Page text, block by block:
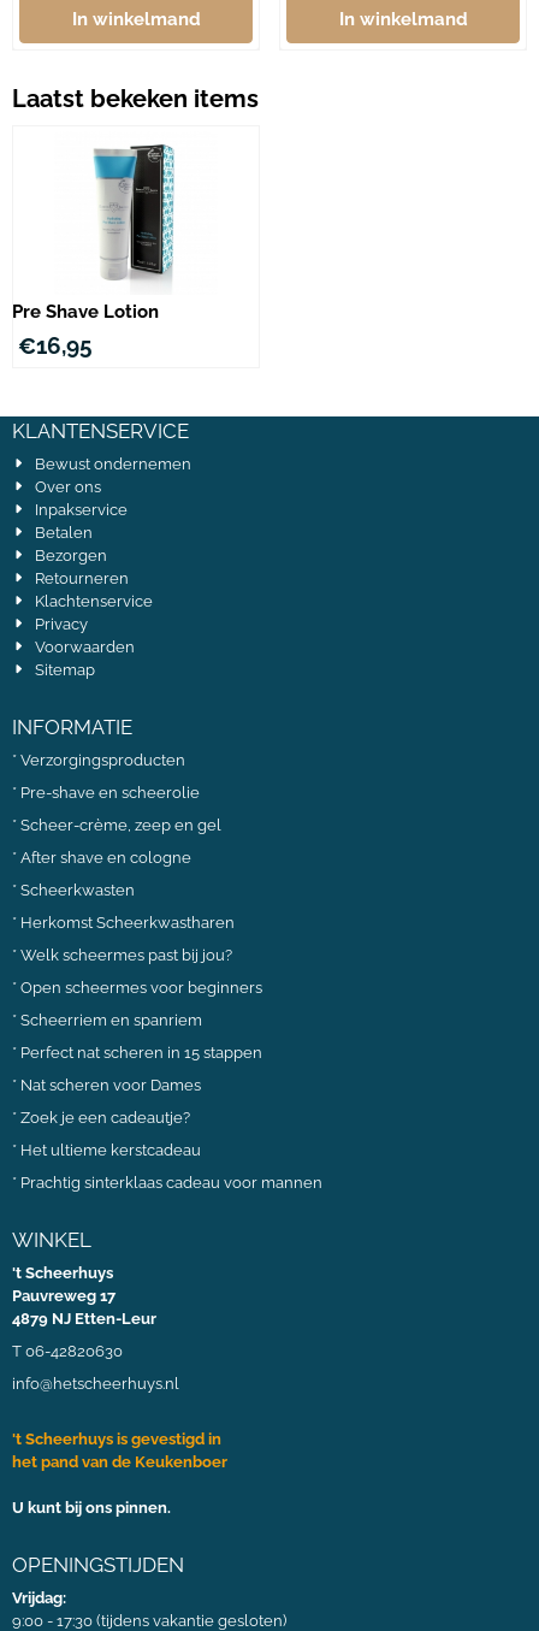
In winkelmand In winkelmand
Laatst bekeken items
Pre Shave Lotion
€16,95
KLANTENSERVICE
Bewust ondernemen
Over ons
Inpakservice
Betalen
Bezorgen
Retourneren
Klachtenservice
Privacy
Voorwaarden
Sitemap
INFORMATIE
* Verzorgingsproducten
* Pre-shave en scheerolie
* Scheer-crème, zeep en gel
* After shave en cologne
* Scheerkwasten
* Herkomst Scheerkwastharen
* Welk scheermes past bij jou?
* Open scheermes voor beginners
* Scheerriem en spanriem
* Perfect nat scheren in 15 stappen
* Nat scheren voor Dames
* Zoek je een cadeautje?
* Het ultieme kerstcadeau
* Prachtig sinterklaas cadeau voor mannen
WINKEL
't Scheerhuys
Pauvreweg 17
4879 NJ Etten-Leur
T 06-42820630
info@hetscheerhuys.nl
't Scheerhuys is gevestigd in
het pand van de Keukenboer
U kunt bij ons pinnen.
OPENINGSTIJDEN
Vrijdag:
9:00 - 17:30 (tijdens vakantie gesloten)